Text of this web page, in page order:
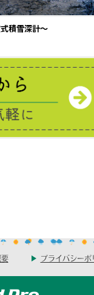
積雪深計～
プライバシーポ